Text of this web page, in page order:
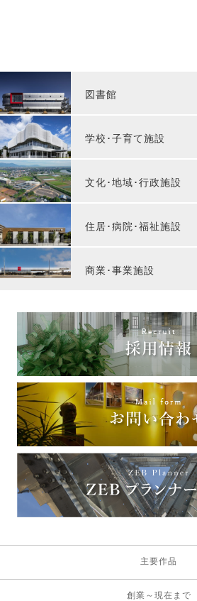
図書館
学校･子育て施設
文化･地域･行政施設
住居･病院･福祉施設
商業･事業施設
主要作品
創業～現在まで